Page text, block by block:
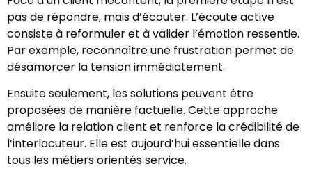
pas de répondre, mais d’écouter. L’écoute active
consiste à reformuler et à valider l’émotion ressentie.
Par exemple, reconnaître une frustration permet de
désamorcer la tension immédiatement.
Ensuite seulement, les solutions peuvent être
proposées de manière factuelle. Cette approche
améliore la relation client et renforce la crédibilité de
l’interlocuteur. Elle est aujourd’hui essentielle dans
tous les métiers orientés service.